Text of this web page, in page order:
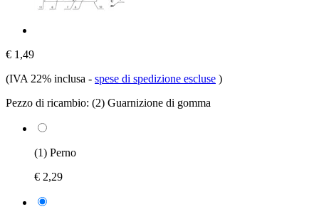
€ 1,49
(IVA 22% inclusa - spese di spedizione escluse )
Pezzo di ricambio: (2) Guarnizione di gomma
(1) Perno
€ 2,29